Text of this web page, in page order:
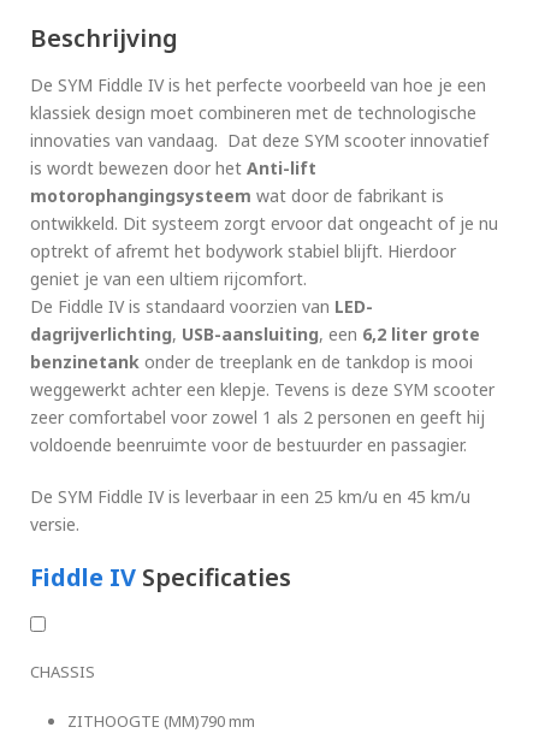
Beschrijving
De SYM Fiddle IV is het perfecte voorbeeld van hoe je een
klassiek design moet combineren met de technologische
innovaties van vandaag. Dat deze SYM scooter innovatief
is wordt bewezen door het Anti-lift
motorophangingsysteem wat door de fabrikant is
ontwikkeld. Dit systeem zorgt ervoor dat ongeacht of je nu
optrekt of afremt het bodywork stabiel blijft. Hierdoor
geniet je van een ultiem rijcomfort.
De Fiddle IV is standaard voorzien van LED-
dagrijverlichting, USB-aansluiting, een 6,2 liter grote
benzinetank onder de treeplank en de tankdop is mooi
weggewerkt achter een klepje. Tevens is deze SYM scooter
zeer comfortabel voor zowel 1 als 2 personen en geeft hij
voldoende beenruimte voor de bestuurder en passagier.
De SYM Fiddle IV is leverbaar in een 25 km/u en 45 km/u
versie.
Fiddle IV Specificaties
CHASSIS
ZITHOOGTE (MM)790 mm